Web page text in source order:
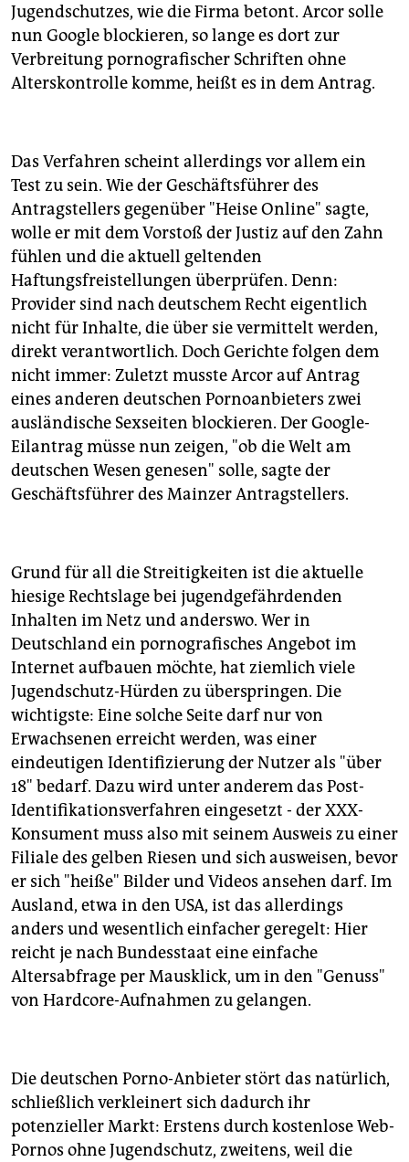
Jugendschutzes, wie die Firma betont. Arcor solle
nun Google blockieren, so lange es dort zur
Verbreitung pornografischer Schriften ohne
Alterskontrolle komme, heißt es in dem Antrag.
Das Verfahren scheint allerdings vor allem ein
Test zu sein. Wie der Geschäftsführer des
Antragstellers gegenüber "Heise Online" sagte,
wolle er mit dem Vorstoß der Justiz auf den Zahn
fühlen und die aktuell geltenden
Haftungsfreistellungen überprüfen. Denn:
Provider sind nach deutschem Recht eigentlich
nicht für Inhalte, die über sie vermittelt werden,
direkt verantwortlich. Doch Gerichte folgen dem
nicht immer: Zuletzt musste Arcor auf Antrag
eines anderen deutschen Pornoanbieters zwei
ausländische Sexseiten blockieren. Der Google-
Eilantrag müsse nun zeigen, "ob die Welt am
deutschen Wesen genesen" solle, sagte der
Geschäftsführer des Mainzer Antragstellers.
Grund für all die Streitigkeiten ist die aktuelle
hiesige Rechtslage bei jugendgefährdenden
Inhalten im Netz und anderswo. Wer in
Deutschland ein pornografisches Angebot im
Internet aufbauen möchte, hat ziemlich viele
Jugendschutz-Hürden zu überspringen. Die
wichtigste: Eine solche Seite darf nur von
Erwachsenen erreicht werden, was einer
eindeutigen Identifizierung der Nutzer als "über
18" bedarf. Dazu wird unter anderem das Post-
Identifikationsverfahren eingesetzt - der XXX-
Konsument muss also mit seinem Ausweis zu einer
Filiale des gelben Riesen und sich ausweisen, bevor
er sich "heiße" Bilder und Videos ansehen darf. Im
Ausland, etwa in den USA, ist das allerdings
anders und wesentlich einfacher geregelt: Hier
reicht je nach Bundesstaat eine einfache
Altersabfrage per Mausklick, um in den "Genuss"
von Hardcore-Aufnahmen zu gelangen.
Die deutschen Porno-Anbieter stört das natürlich,
schließlich verkleinert sich dadurch ihr
potenzieller Markt: Erstens durch kostenlose Web-
Pornos ohne Jugendschutz, zweitens, weil die